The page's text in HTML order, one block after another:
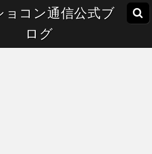
ョコン通信公式ブ
ログ